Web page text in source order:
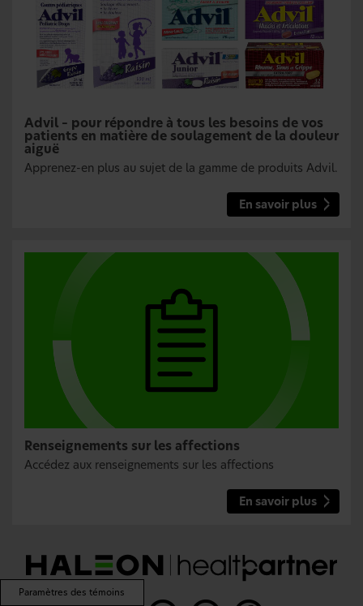
Advil – pour répondre à tous les besoins de vos
patients en matière de soulagement de la douleur
aiguë
Apprenez-en plus au sujet de la gamme de produits Advil.
En savoir plus
Renseignements sur les affections
Accédez aux renseignements sur les affections
En savoir plus
Paramètres des témoins